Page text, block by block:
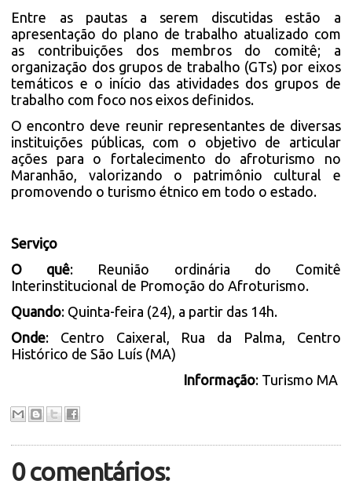
Entre as pautas a serem discutidas estão a
apresentação do plano de trabalho atualizado com
as contribuições dos membros do comitê; a
organização dos grupos de trabalho (GTs) por eixos
temáticos e o início das atividades dos grupos de
trabalho com foco nos eixos definidos.
O encontro deve reunir representantes de diversas
instituições públicas, com o objetivo de articular
ações para o fortalecimento do afroturismo no
Maranhão, valorizando o patrimônio cultural e
promovendo o turismo étnico em todo o estado.
Serviço
O quê: Reunião ordinária do Comitê
Interinstitucional de Promoção do Afroturismo.
Quando: Quinta-feira (24), a partir das 14h.
Onde: Centro Caixeral, Rua da Palma, Centro
Histórico de São Luís (MA)
Informação: Turismo MA
0 comentários: